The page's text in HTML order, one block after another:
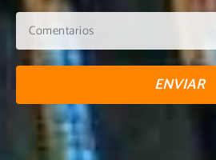
ENVIAR